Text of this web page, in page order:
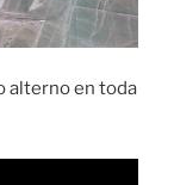
alterno en toda